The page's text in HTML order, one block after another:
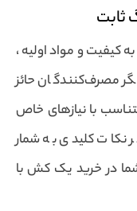
ثابت
کیفیت و مواد اولیه ،
مصرف‌کنندگان حائز
با نیازهای خاص
کلیدی به شمار
در خرید یک کش با